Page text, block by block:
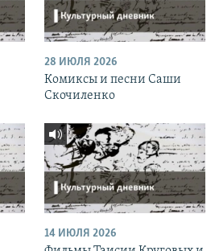
28 ИЮЛЯ 2026
Комиксы и песни Саши
Скочиленко
14 ИЮЛЯ 2026